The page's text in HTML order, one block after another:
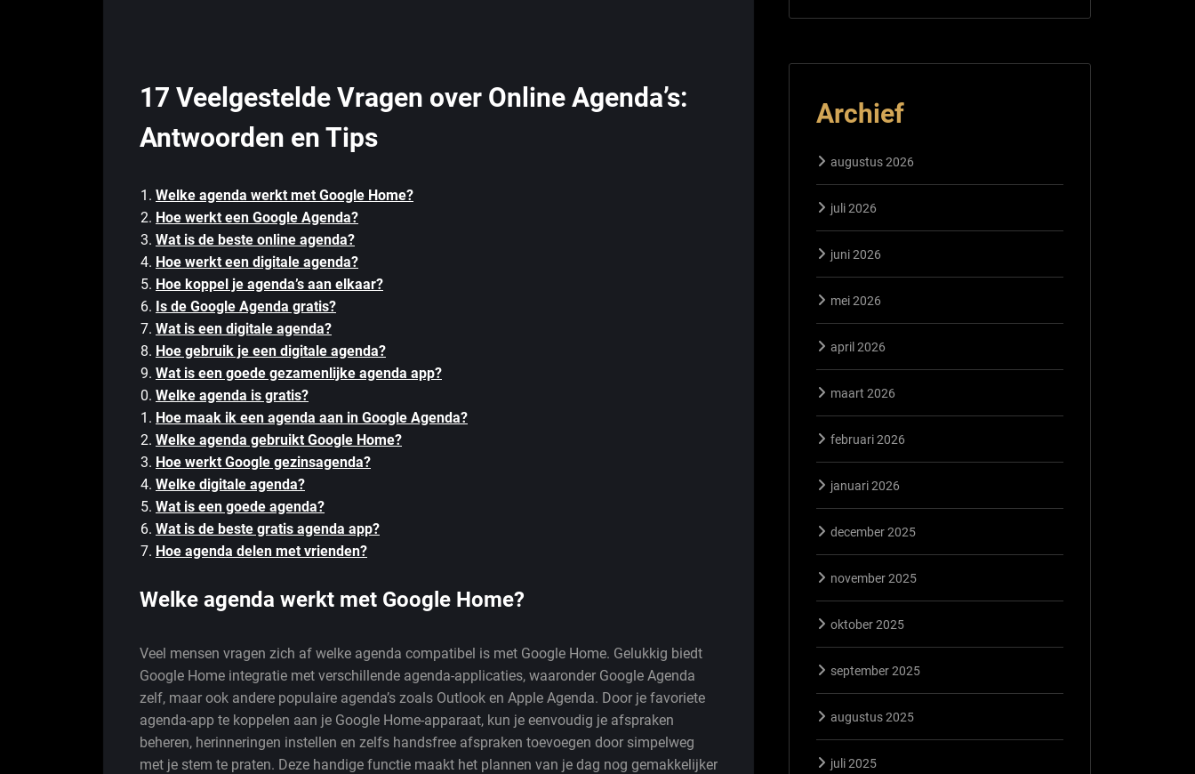
17 Veelgestelde Vragen over Online Agenda’s:
Antwoorden en Tips
Welke agenda werkt met Google Home?
Hoe werkt een Google Agenda?
Wat is de beste online agenda?
Hoe werkt een digitale agenda?
Hoe koppel je agenda’s aan elkaar?
Is de Google Agenda gratis?
Wat is een digitale agenda?
Hoe gebruik je een digitale agenda?
Wat is een goede gezamenlijke agenda app?
Welke agenda is gratis?
Hoe maak ik een agenda aan in Google Agenda?
Welke agenda gebruikt Google Home?
Hoe werkt Google gezinsagenda?
Welke digitale agenda?
Wat is een goede agenda?
Wat is de beste gratis agenda app?
Hoe agenda delen met vrienden?
Welke agenda werkt met Google Home?
Veel mensen vragen zich af welke agenda compatibel is met Google Home. Gelukkig biedt
Google Home integratie met verschillende agenda-applicaties, waaronder Google Agenda
zelf, maar ook andere populaire agenda’s zoals Outlook en Apple Agenda. Door je favoriete
agenda-app te koppelen aan je Google Home-apparaat, kun je eenvoudig je afspraken
beheren, herinneringen instellen en zelfs handsfree afspraken toevoegen door simpelweg
met je stem te praten. Deze handige functie maakt het plannen van je dag nog gemakkelijker
Archief
augustus 2026
juli 2026
juni 2026
mei 2026
april 2026
maart 2026
februari 2026
januari 2026
december 2025
november 2025
oktober 2025
september 2025
augustus 2025
juli 2025